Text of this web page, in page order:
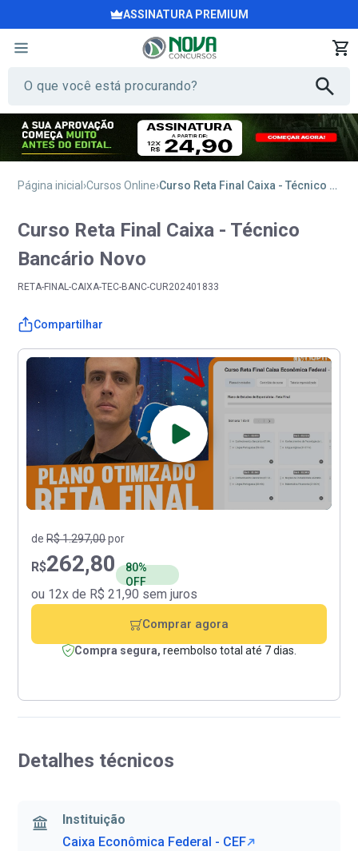
ASSINATURA PREMIUM
Página inicial Cursos Online Curso Reta Final Caixa - Técnico Bancário Novo
Curso Reta Final Caixa - Técnico
Bancário Novo
RETA-FINAL-CAIXA-TEC-BANC-CUR202401833
Compartilhar
Detalhes técnicos
Instituição
Caixa Econômica Federal - CEF
deR$ 1.297,00por
R$262,80
80%
OFF
ou 12x de R$ 21,90 sem juros
Comprar agora
Compra segura, reembolso total até 7 dias.